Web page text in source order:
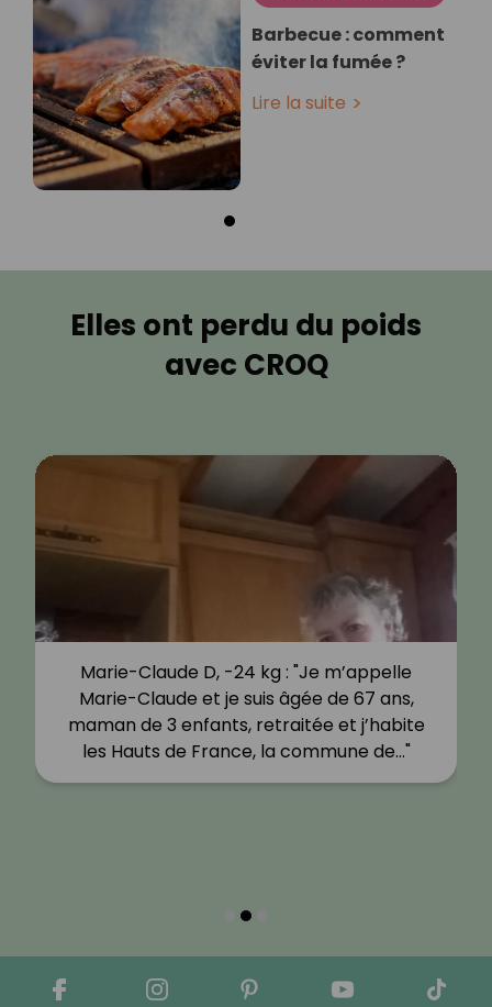
Barbecue : comment
éviter la fumée ?
Lire la suite
Elles ont perdu du poids
avec CROQ
Marie-Claude D, -24 kg : "Je m’appelle
Marie-Claude et je suis âgée de 67 ans,
maman de 3 enfants, retraitée et j’habite
les Hauts de France, la commune de…"